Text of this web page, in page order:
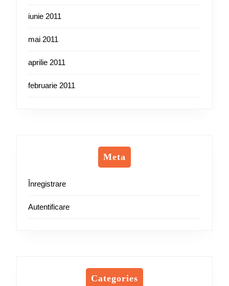
iunie 2011
mai 2011
aprilie 2011
februarie 2011
Meta
Înregistrare
Autentificare
Categories